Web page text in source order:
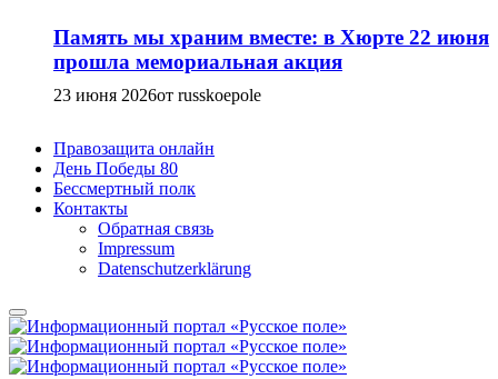
Память мы храним вместе: в Хюрте 22 июня
прошла мемориальная акция
23 июня 2026от russkoepole
Правозащита онлайн
День Победы 80
Бессмертный полк
Контакты
Обратная связь
Impressum
Datenschutzerklärung